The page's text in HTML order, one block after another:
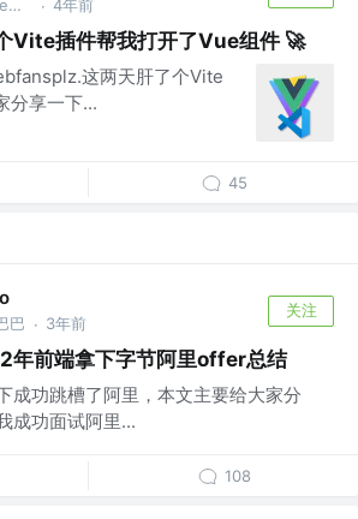
Vue.js & VueUse团队成员、开源爱好者 · 4年前
Vite插件帮我打开了Vue组件 🚀
这两天肝了个Vite
分享一下...
45
巴 · 3年前
关注
年前端拿下字节阿里offer总结
成功跳槽了阿里，本文主要给大家分
成功面试阿里...
108